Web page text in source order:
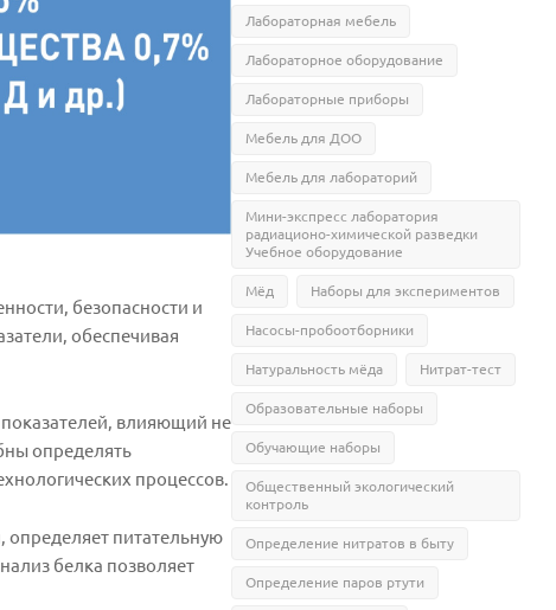
безопасности и
обеспечивая
влияющий не
определять
процессов.
питательную
белка позволяет
Лабораторная мебель
Лабораторное оборудование
Лабораторные приборы
Мебель для ДОО
Мебель для лабораторий
Мини-экспресс лаборатория
радиационо-химической разведки
Учебное оборудование
Мёд Наборы для экспериментов
Насосы-пробоотборники
Натуральность мёда Нитрат-тест
Образовательные наборы
Обучающие наборы
Общественный экологический
контроль
Определение нитратов в быту
Определение паров ртути